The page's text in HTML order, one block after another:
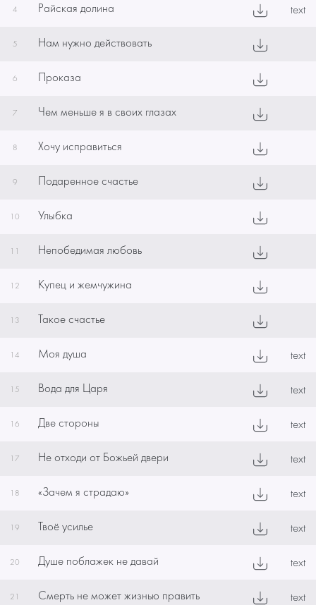
4 Райская долина text
5 Нам нужно действовать
6 Проказа
7 Чем меньше я в своих глазах
8 Хочу исправиться
9 Подаренное счастье
10 Улыбка
Непобедимая любовь
12 Купец и жемчужина
13 Такое счастье
14 Моя душа text
15 Вода для Царя text
16 Две стороны text
17 Не отходи от Божьей двери text
18 «Зачем я страдаю» text
19 Твоё усилье text
20 Душе поблажек не давай text
21 Смерть не может жизнью править text